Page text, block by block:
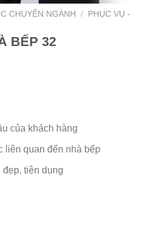
CHUYÊN NGÀNH /
PHỤC VỤ -
BẾP 32
của khách hàng
liên quan đến nhà bếp
đẹp, tiện dụng